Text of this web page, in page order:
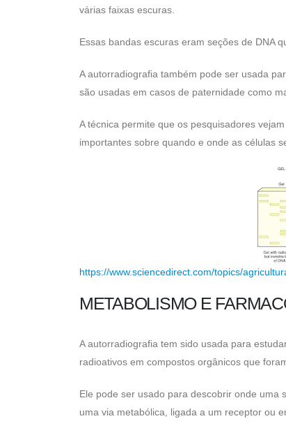
várias faixas escuras.
Essas bandas escuras eram seções de DNA
A autorradiografia também pode ser usada
são usadas em casos de paternidade como
A técnica permite que os pesquisadores
importantes sobre quando e onde as células
https://www.sciencedirect.com/topics/
METABOLISMO E
A autorradiografia tem sido usada para
radioativos em compostos orgânicos que
Ele pode ser usado para descobrir onde uma
uma via metabólica, ligada a um receptor ou